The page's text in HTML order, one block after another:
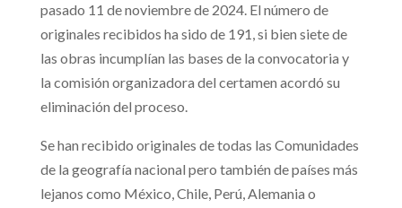
pasado 11 de noviembre de 2024. El número de
originales recibidos ha sido de 191, si bien siete de
las obras incumplían las bases de la convocatoria y
la comisión organizadora del certamen acordó su
eliminación del proceso.
Se han recibido originales de todas las Comunidades
de la geografía nacional pero también de países más
lejanos como México, Chile, Perú, Alemania o